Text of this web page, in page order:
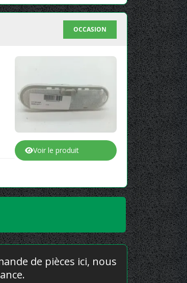
OCCASION
Voir le produit
de pièces ici, nous